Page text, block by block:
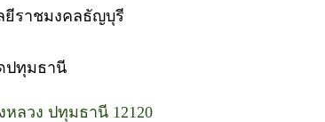
ยีราชมงคลธัญบุรี
ปทุมธานี
ลวง ปทุมธานี 12120